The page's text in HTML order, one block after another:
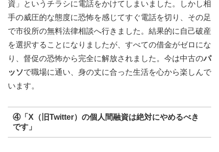
資」というチラシに電話をかけてしまいました。しかし相
手の威圧的な態度に恐怖を感じてすぐ電話を切り、その足
で市役所の無料法律相談へ行きました。結果的に自己破産
を選択することになりましたが、すべての借金がゼロにな
り、督促の恐怖から完全に解放されました。今は中古のパ
ッソで職場に通い、身の丈に合った生活を心から楽しんで
います。
④「X（旧Twitter）の個人間融資は絶対にやめるべき
です」